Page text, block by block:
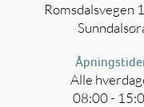
Romsdalsvegen
Alle
08:00 -